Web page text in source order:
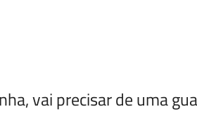
vai precisar de uma